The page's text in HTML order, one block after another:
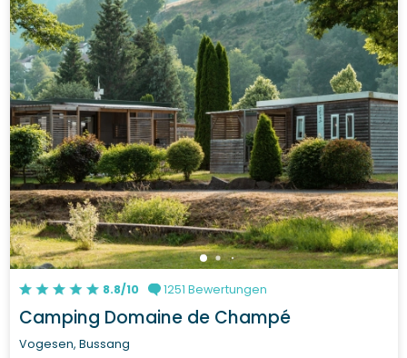
8.8/10 1251 Bewertungen
Camping Domaine de Champé
Vogesen, Bussang